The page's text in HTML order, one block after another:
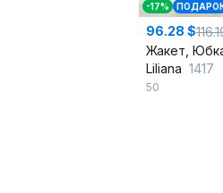
-17%
96.28 $
Жакет,
Liliana 1417
50